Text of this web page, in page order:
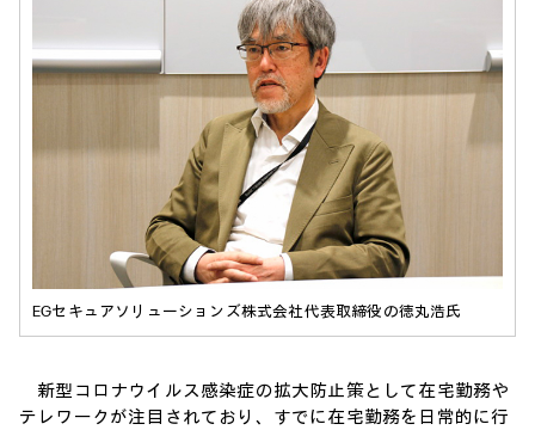
EGセキュアソリューションズ株式会社代表取締役の徳丸浩氏
新型コロナウイルス感染症の拡大防止策として在宅勤務や
テレワークが注目されており、すでに在宅勤務を日常的に行